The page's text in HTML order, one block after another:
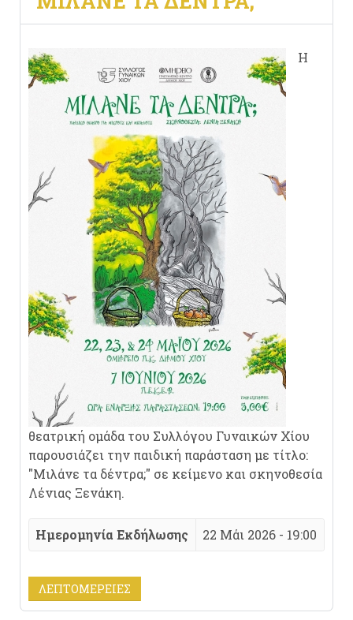
Η
θεατρική ομάδα του Συλλόγου Γυναικών Χίου
παρουσιάζει την παιδική παράσταση με τίτλο:
"Μιλάνε τα δέντρα;" σε κείμενο και σκηνοθεσία
Λένιας Ξενάκη.
Ημερομηνία Εκδήλωσης 22 Μάι 2026 - 19:00
ΛΕΠΤΟΜΈΡΕΙΕΣ